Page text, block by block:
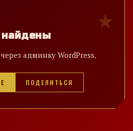
админку WordPress.
ПОДЕЛИТЬСЯ